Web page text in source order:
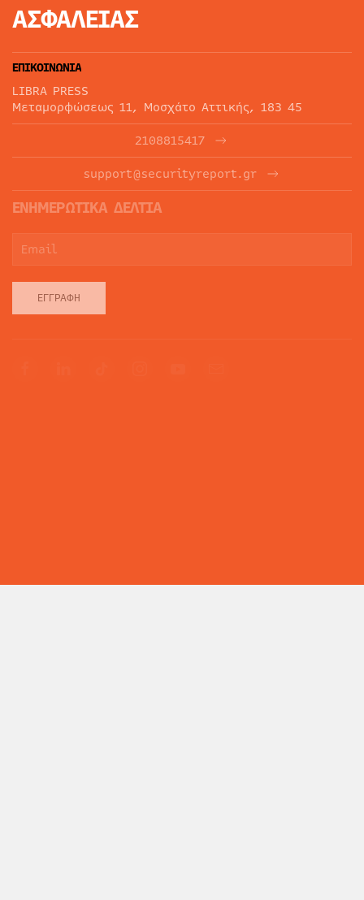
ΑΣΦΑΛΕΙΑΣ
ΕΠΙΚΟΙΝΩΝΙΑ
LIBRA PRESS
Μεταμορφώσεως 11, Μοσχάτο Αττικής, 183 45
2108815417
support@securityreport.gr
ΕΝΗΜΕΡΩΤΙΚΑ ΔΕΛΤΙΑ
ΕΓΓΡΑΦΉ